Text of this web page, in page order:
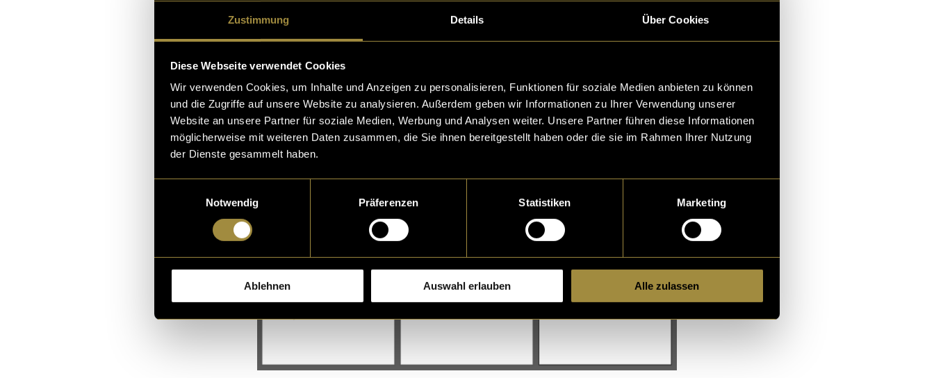
Zustimmung Details Über Cookies
Diese Webseite verwendet Cookies
Wir verwenden Cookies, um Inhalte und Anzeigen zu personalisieren, Funktionen für soziale Medien anbieten zu können
und die Zugriffe auf unsere Website zu analysieren. Außerdem geben wir Informationen zu Ihrer Verwendung unserer
Website an unsere Partner für soziale Medien, Werbung und Analysen weiter. Unsere Partner führen diese Informationen
möglicherweise mit weiteren Daten zusammen, die Sie ihnen bereitgestellt haben oder die sie im Rahmen Ihrer Nutzung
der Dienste gesammelt haben.
Notwendig
Präferenzen Statistiken Marketing
Ablehnen Auswahl erlauben Alle zulassen
damit sich Julia die Logos besser vorstellen konnte. Hier einige Beispiele meiner
Umsetzungen: